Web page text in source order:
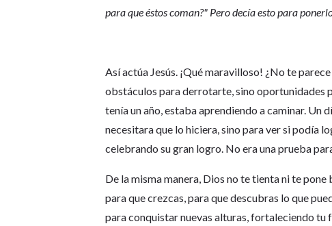
para que éstos coman?" Pero decía esto para
Así actúa Jesús. ¡Qué maravilloso! ¿No te
obstáculos para derrotarte, sino oportunidades
tenía un año, estaba aprendiendo a caminar. Un
necesitara que lo hiciera, sino para ver si podía
celebrando su gran logro. No era una prueba
De la misma manera, Dios no te tienta ni te
para que crezcas, para que descubras lo que
para conquistar nuevas alturas, fortaleciendo tu